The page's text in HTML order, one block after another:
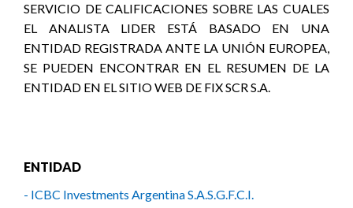
SERVICIO DE CALIFICACIONES SOBRE LAS CUALES
EL ANALISTA LIDER ESTÁ BASADO EN UNA
ENTIDAD REGISTRADA ANTE LA UNIÓN EUROPEA,
SE PUEDEN ENCONTRAR EN EL RESUMEN DE LA
ENTIDAD EN EL SITIO WEB DE FIX SCR S.A.
ENTIDAD
- ICBC Investments Argentina S.A.S.G.F.C.I.